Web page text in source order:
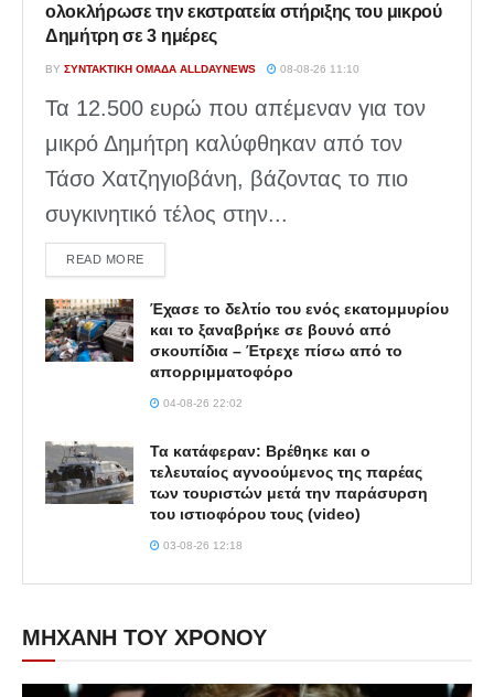
ολοκλήρωσε την εκστρατεία στήριξης του μικρού
Δημήτρη σε 3 ημέρες
BY ΣΥΝΤΑΚΤΙΚΉ ΟΜΆΔΑ ALLDAYNEWS 08-08-26 11:10
Τα 12.500 ευρώ που απέμεναν για τον
μικρό Δημήτρη καλύφθηκαν από τον
Τάσο Χατζηγιοβάνη, βάζοντας το πιο
συγκινητικό τέλος στην...
READ MOREDETAILS
Έχασε το δελτίο του ενός εκατομμυρίου
και το ξαναβρήκε σε βουνό από
σκουπίδια – Έτρεχε πίσω από το
απορριμματοφόρο
04-08-26 22:02
Τα κατάφεραν: Βρέθηκε και ο
τελευταίος αγνοούμενος της παρέας
των τουριστών μετά την παράσυρση
του ιστιοφόρου τους (video)
03-08-26 12:18
ΜΗΧΑΝΗ ΤΟΥ ΧΡΟΝΟΥ